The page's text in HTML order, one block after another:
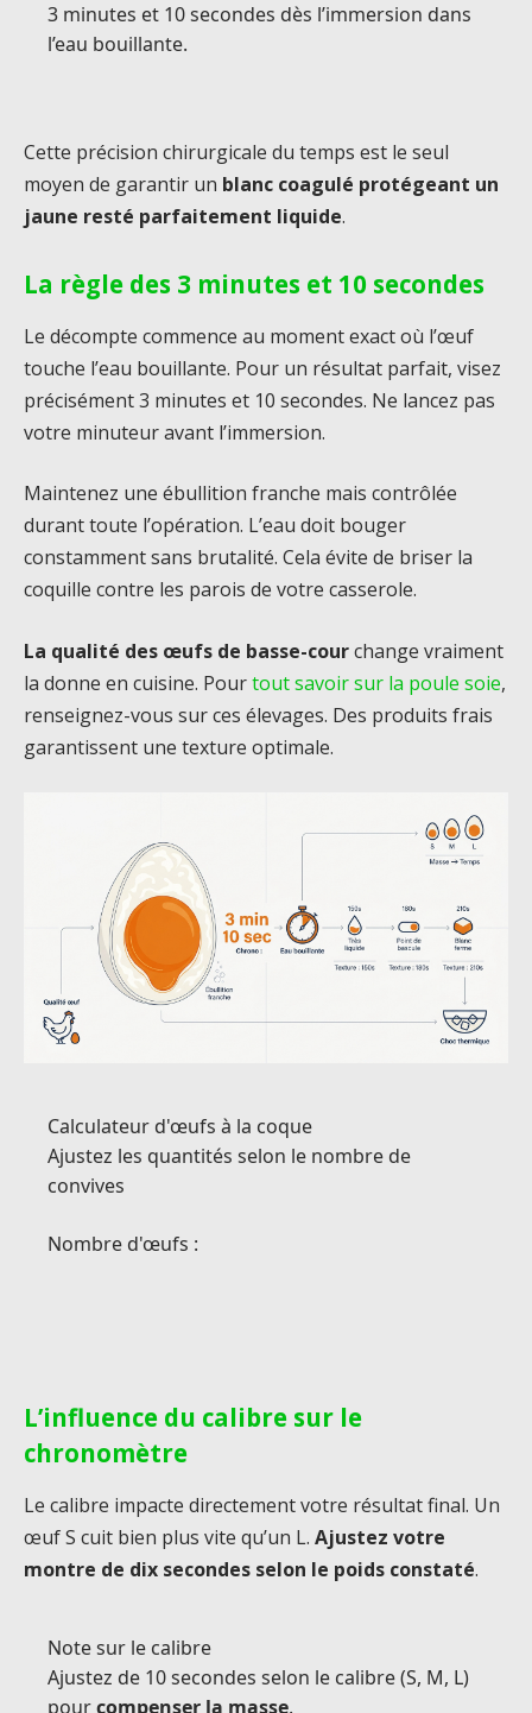
3 minutes et 10 secondes dès l’immersion dans
l’eau bouillante.
Cette précision chirurgicale du temps est le seul
moyen de garantir un blanc coagulé protégeant un
jaune resté parfaitement liquide.
La règle des 3 minutes et 10 secondes
Le décompte commence au moment exact où l’œuf
touche l’eau bouillante. Pour un résultat parfait, visez
précisément 3 minutes et 10 secondes. Ne lancez pas
votre minuteur avant l’immersion.
Maintenez une ébullition franche mais contrôlée
durant toute l’opération. L’eau doit bouger
constamment sans brutalité. Cela évite de briser la
coquille contre les parois de votre casserole.
La qualité des œufs de basse-courchange vraiment
la donne en cuisine. Pourtout savoir sur la poule soie,
renseignez-vous sur ces élevages. Des produits frais
garantissent une texture optimale.
Calculateur d'œufs à la coque
Ajustez les quantités selon le nombre de
convives
Nombre d'œufs :
L’influence du calibre sur le
chronomètre
Le calibre impacte directement votre résultat final. Un
œuf S cuit bien plus vite qu’un L. Ajustez votre
montre de dix secondes selon le poids constaté.
Note sur le calibre
Ajustez de 10 secondes selon le calibre (S, M, L)
pourcompenser la masse.